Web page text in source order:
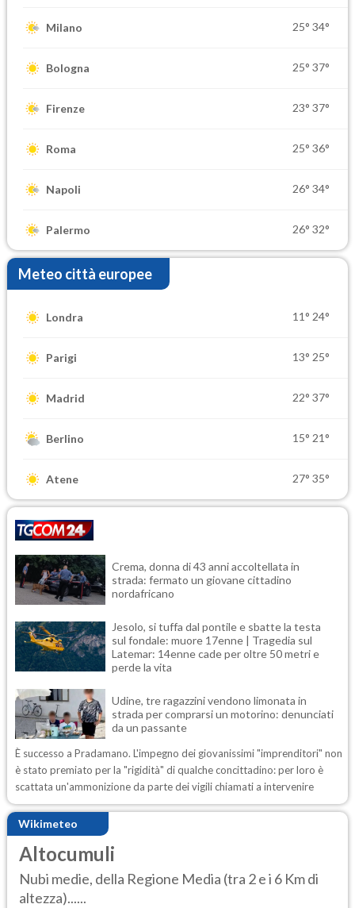
Milano 25° 34°
Bologna 25° 37°
Firenze 23° 37°
Roma 25° 36°
Napoli 26° 34°
Palermo 26° 32°
Meteo città europee
Londra 11° 24°
Parigi 13° 25°
Madrid 22° 37°
Berlino 15° 21°
Atene 27° 35°
Crema, donna di 43 anni accoltellata in
strada: fermato un giovane cittadino
nordafricano
Jesolo, si tuffa dal pontile e sbatte la testa
sul fondale: muore 17enne | Tragedia sul
Latemar: 14enne cade per oltre 50 metri e
perde la vita
Udine, tre ragazzini vendono limonata in
strada per comprarsi un motorino: denunciati
da un passante
È successo a Pradamano. L'impegno dei giovanissimi "imprenditori" non
è stato premiato per la "rigidità" di qualche concittadino: per loro è
scattata un'ammonizione da parte dei vigili chiamati a intervenire
Wikimeteo
Altocumuli
Nubi medie, della Regione Media (tra 2 e i 6 Km di
altezza)......